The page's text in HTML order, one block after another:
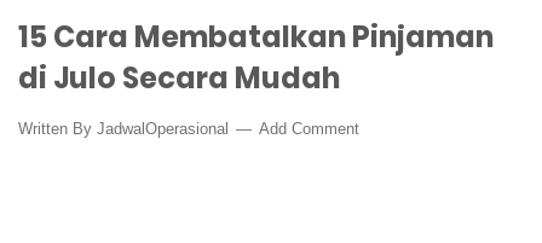
15 Cara Membatalkan Pinjaman
di Julo Secara Mudah
Written By JadwalOperasional Add Comment